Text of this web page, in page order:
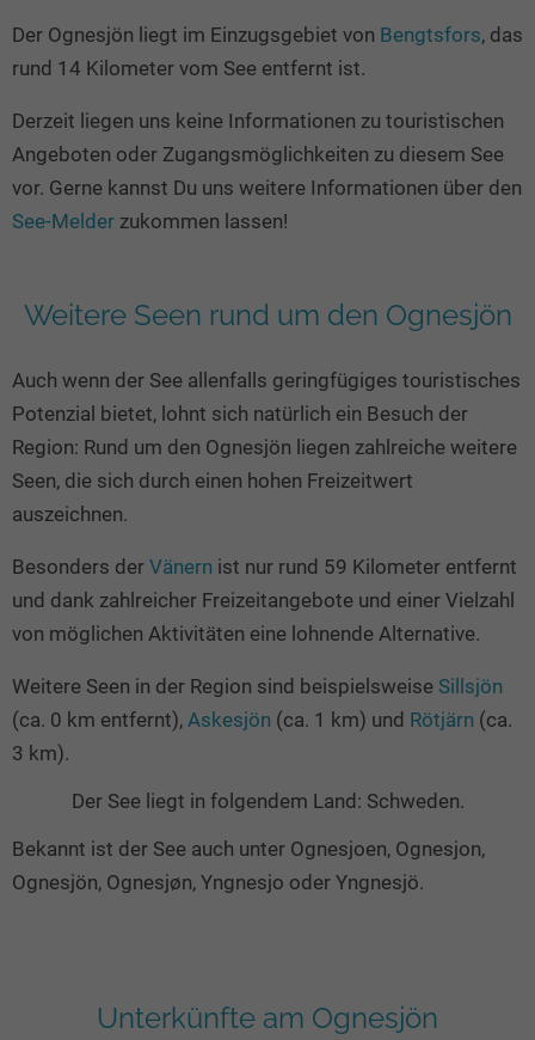
Österreich
Frankreich
Niederlande
Schweden
alle Länder…
Der Ognesjön liegt im Einzugsgebiet von Bengtsfors, das
rund 14 Kilometer vom See entfernt ist.
Derzeit liegen uns keine Informationen zu touristischen
Angeboten oder Zugangsmöglichkeiten zu diesem See
vor. Gerne kannst Du uns weitere Informationen über den
See-Melder zukommen lassen!
Weitere Seen rund um den Ognesjön
Auch wenn der See allenfalls geringfügiges touristisches
Potenzial bietet, lohnt sich natürlich ein Besuch der
Region: Rund um den Ognesjön liegen zahlreiche weitere
Seen, die sich durch einen hohen Freizeitwert
auszeichnen.
Besonders der Vänern ist nur rund 59 Kilometer entfernt
und dank zahlreicher Freizeitangebote und einer Vielzahl
von möglichen Aktivitäten eine lohnende Alternative.
Weitere Seen in der Region sind beispielsweise Sillsjön
(ca. 0 km entfernt), Askesjön (ca. 1 km) und Rötjärn (ca.
3 km).
Der See liegt in folgendem Land: Schweden.
Bekannt ist der See auch unter Ognesjoen, Ognesjon,
Ognesjön, Ognesjøn, Yngnesjo oder Yngnesjö.
Unterkünfte am Ognesjön